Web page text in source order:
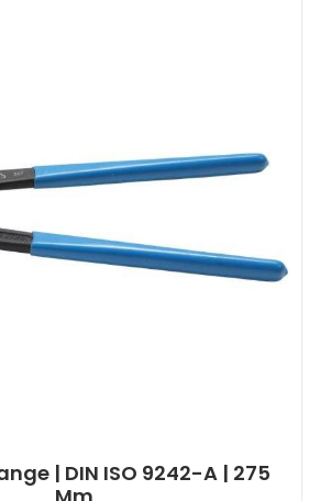
| DIN ISO 9242-A | 275